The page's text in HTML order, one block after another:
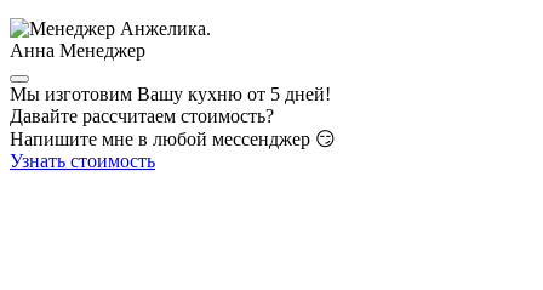
Анна Менеджер
Мы изготовим Вашу кухню от 5 дней!
Давайте рассчитаем стоимость?
Напишите мне в любой мессенджер 😏
Узнать стоимость